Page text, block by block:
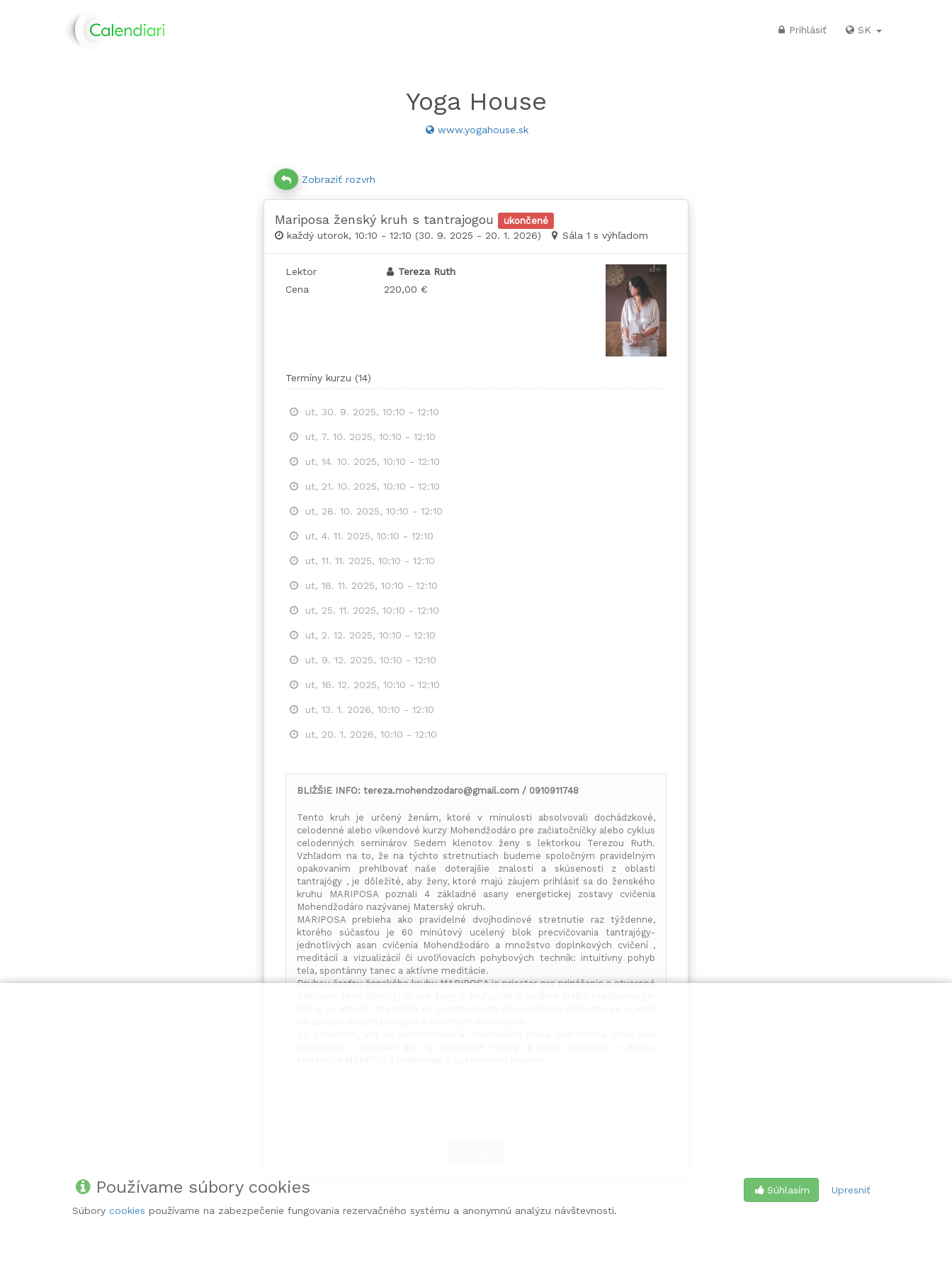
Prihlásiť SK
Yoga House
www.yogahouse.sk
Zobraziť rozvrh
Mariposa ženský kruh s tantrajogou
ukončené
každý utorok, 10:10 - 12:10 (30. 9. 2025 - 20. 1. 2026)
Sála 1 s výhľadom
Lektor
Tereza Ruth
Cena
220,00 €
Termíny kurzu (14)
ut, 30. 9. 2025, 10:10 - 12:10
ut, 7. 10. 2025, 10:10 - 12:10
ut, 14. 10. 2025, 10:10 - 12:10
ut, 21. 10. 2025, 10:10 - 12:10
ut, 28. 10. 2025, 10:10 - 12:10
ut, 4. 11. 2025, 10:10 - 12:10
ut, 11. 11. 2025, 10:10 - 12:10
ut, 18. 11. 2025, 10:10 - 12:10
ut, 25. 11. 2025, 10:10 - 12:10
ut, 2. 12. 2025, 10:10 - 12:10
ut, 9. 12. 2025, 10:10 - 12:10
ut, 16. 12. 2025, 10:10 - 12:10
ut, 13. 1. 2026, 10:10 - 12:10
ut, 20. 1. 2026, 10:10 - 12:10
BLIŽŠIE INFO: tereza.mohendzodaro@gmail.com / 0910911748
Tento kruh je určený ženám, ktoré v minulosti absolvovali dochádzkové,
celodenné alebo víkendové kurzy Mohendžodáro pre začiatočníčky alebo cyklus
celodenných seminárov Sedem klenotov ženy s lektorkou Terezou Ruth.
Vzhľadom na to, že na týchto stretnutiach budeme spoločným pravidelným
opakovaním prehlbovať naše doterajšie znalosti a skúsenosti z oblasti
tantrajógy , je dôležité, aby ženy, ktoré majú záujem prihlásiť sa do ženského
kruhu MARIPOSA poznali 4 základné asany energetickej zostavy cvičenia
Mohendžodáro nazývanej Materský okruh.
MARIPOSA prebieha ako pravidelné dvojhodinové stretnutie raz týždenne,
ktorého súčasťou je 60 minútový ucelený blok precvičovania tantrajógy-
jednotlivých asan cvičenia Mohendžodáro a množstvo doplnkových cvičení ,
meditácií a vizualizácií či uvoľňovacích pohybových techník: intuitívny pohyb
tela, spontánny tanec a aktívne meditácie.
Druhou časťou ženského kruhu MARIPOSA je priestor pre prinášanie a otvorené
Používame súbory cookies
Súbory cookies používame na zabezpečenie fungovania rezervačného systému a anonymnú analýzu návštevnosti.
Súhlasím Upresniť